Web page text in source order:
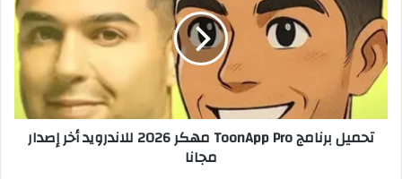
تحميل برنامج ToonApp Pro مهكر 2026 للاندرويد أخر إصدار
مجانا